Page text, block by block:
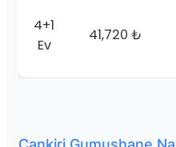
4+1
Ev
41,720 ₺